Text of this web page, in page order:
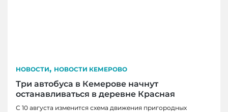
НОВОСТИ, НОВОСТИ КЕМЕРОВО
Три автобуса в Кемерове начнут
останавливаться в деревне Красная
С 10 августа изменится схема движения пригородных